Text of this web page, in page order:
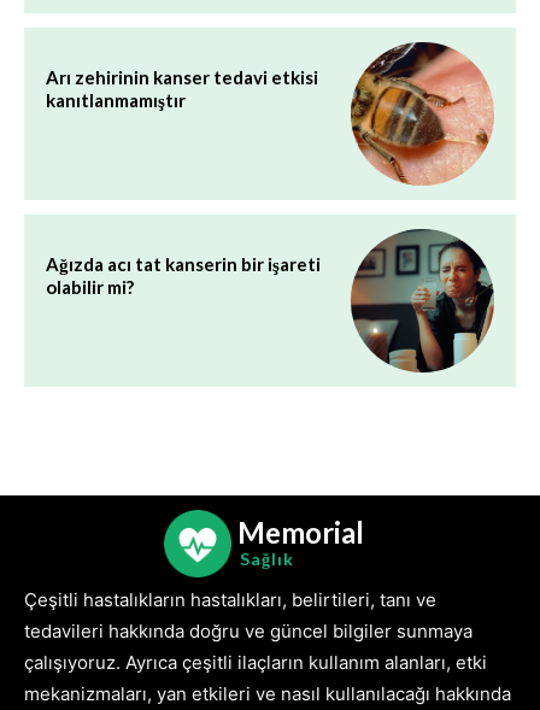
Arı zehirinin kanser tedavi etkisi
kanıtlanmamıştır
Ağızda acı tat kanserin bir işareti
olabilir mi?
Memorial
Sağlık
Çeşitli hastalıkların hastalıkları, belirtileri, tanı ve
tedavileri hakkında doğru ve güncel bilgiler sunmaya
çalışıyoruz. Ayrıca çeşitli ilaçların kullanım alanları, etki
mekanizmaları, yan etkileri ve nasıl kullanılacağı hakkında